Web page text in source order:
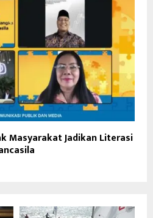
Masyarakat Jadikan Literasi